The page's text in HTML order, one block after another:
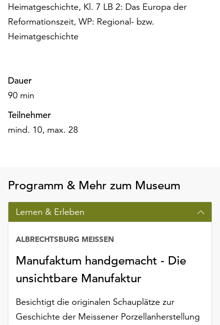
Heimatgeschichte, Kl. 7 LB 2: Das Europa der
Reformationszeit, WP: Regional- bzw.
Heimatgeschichte
Dauer
90 min
Teilnehmer
mind. 10, max. 28
Programm & Mehr zum Museum
Lernen & Erleben
Manufaktum handgemacht - Die
unsichtbare Manufaktur
ALBRECHTSBURG MEISSEN
Besichtigt die originalen Schauplätze zur
Geschichte der Meissener Porzellanherstellung